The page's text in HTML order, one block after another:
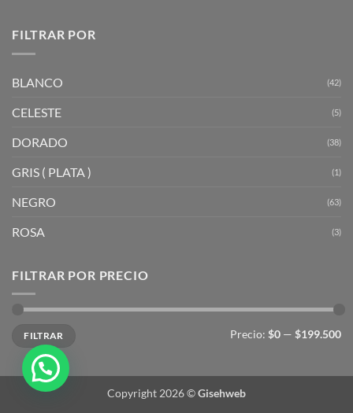
FILTRAR POR
BLANCO (42)
CELESTE (5)
DORADO (38)
GRIS ( PLATA ) (1)
NEGRO (63)
ROSA (3)
FILTRAR POR PRECIO
mínimo
máximo
FILTRAR Precio: $0 — $199.500
Copyright 2026 ©Gisehweb